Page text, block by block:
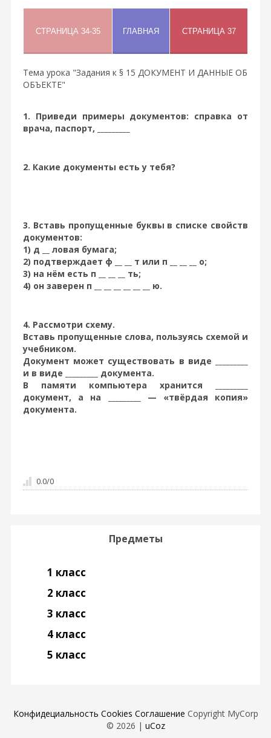
Тема урока "Задания к § 15 ДОКУМЕНТ И ДАННЫЕ ОБ
ОБЪЕКТЕ"
1. Приведи примеры документов: справка от
врача, паспорт, _________
2. Какие документы есть у тебя?
3. Вставь пропущенные буквы в списке свойств
документов:
1) д __ ловая бумага;
2) подтверждает ф __ __ т или п __ __ __ о;
3) на нём есть п __ __ __ ть;
4) он заверен п __ __ __ __ __ __ ю.
4. Рассмотри схему.
Вставь пропущенные слова, пользуясь схемой и
учебником.
Документ может существовать в виде _________
и в виде _________ документа.
В памяти компьютера хранится _________
документ, а на _________ — «твёрдая копия»
документа.
0.0/0
Предметы
1 класс
2 класс
3 класс
4 класс
5 класс
Конфидециальность Cookies Соглашение Copyright MyCorp
© 2026 | uCoz